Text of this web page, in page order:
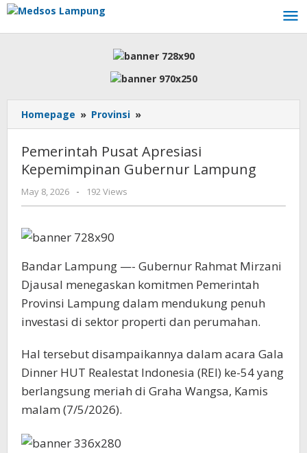
Skip
content
Homepage » Provinsi »
Pusat
Kepemimpinan
Gubernur
Pemerintah Pusat Apresiasi
Kepemimpinan Gubernur Lampung
May 8, 2026
by
AdminML
- 192 Views
Bandar Lampung —- Gubernur Rahmat Mirzani
Djausal menegaskan komitmen Pemerintah
Provinsi Lampung dalam mendukung penuh
investasi di sektor properti dan perumahan.
Hal tersebut disampaikannya dalam acara Gala
Dinner HUT Realestat Indonesia (REI) ke-54 yang
berlangsung meriah di Graha Wangsa, Kamis
malam (7/5/2026).